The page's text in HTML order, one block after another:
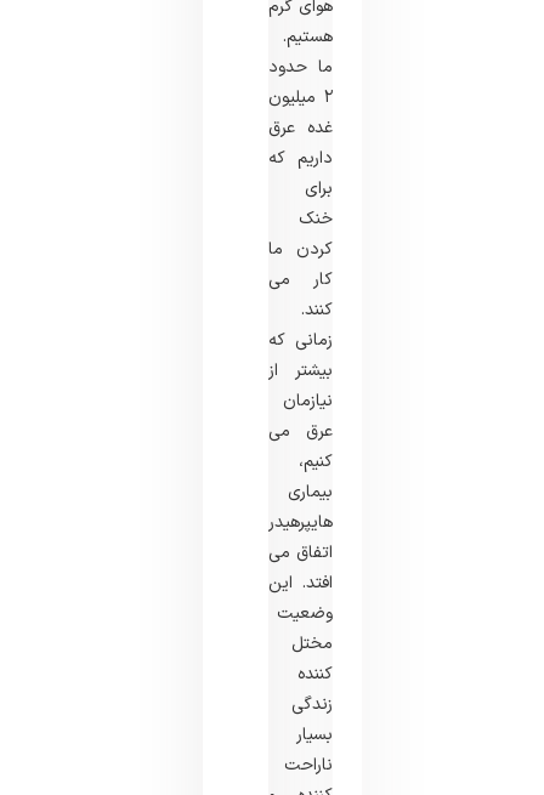
هوای گرم
هستیم.
ما حدود
۲ میلیون
غده عرق
داریم که
برای
خنک
کردن ما
کار می
کنند.
زمانی که
بیشتر از
نیازمان
عرق می
کنیم،
بیماری
هایپرهیدروزیس
اتفاق می
افتد. این
وضعیت
مختل
کننده
زندگی
بسیار
ناراحت